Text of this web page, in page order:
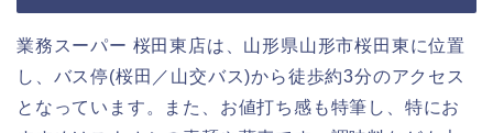
業務スーパー 桜田東店は、山形県山形市桜田東に位置
し、バス停(桜田／山交バス)から徒歩約3分のアクセス
となっています。また、お値打ち感も特筆し、特にお